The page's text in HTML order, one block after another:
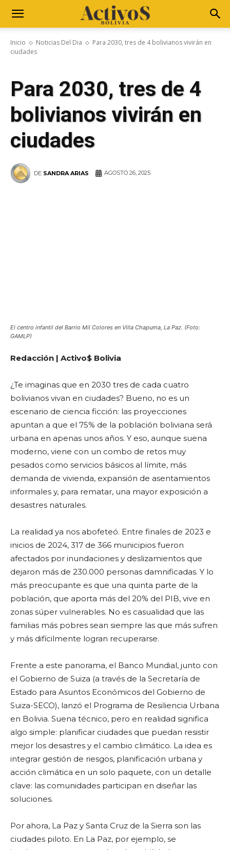
Inicio Noticias Del Dia
Para 2030, tres de 4 bolivianos vivirán en
ciudades
Para 2030, tres de 4
bolivianos vivirán en
ciudades
DE SANDRA ARIAS AGOSTO 26, 2025
El centro infantil del Barrio Mil Colores en Villa Chapuma, La Paz. (Foto:
GAMLP)
Redacción | Activo$ Bolivia
¿Te imaginas que en 2030 tres de cada cuatro
bolivianos vivan en ciudades? Bueno, no es un
escenario de ciencia ficción: las proyecciones
apuntan a que el 75% de la población boliviana será
urbana en apenas unos años. Y eso, aunque suena
moderno, viene con un combo de retos muy
pesados como servicios básicos al límite, más
demanda de vivienda, expansión de asentamientos
informales y, para rematar, una mayor exposición a
desastres naturales.
La realidad ya nos abofeteó. Entre finales de 2023 e
inicios de 2024, 317 de 366 municipios fueron
afectados por inundaciones y deslizamientos que
dejaron más de 230.000 personas damnificadas. Y lo
más preocupante es que una quinta parte de la
población, que aporta más del 20% del PIB, vive en
zonas súper vulnerables. No es casualidad que las
familias más pobres sean siempre las que más sufren
y más difícilmente logran recuperarse.
Frente a este panorama, el Banco Mundial, junto con
el Gobierno de Suiza (a través de la Secretaría de
Estado para Asuntos Económicos del Gobierno de
Suiza-SECO), lanzó el Programa de Resiliencia Urbana
en Bolivia. Suena técnico, pero en realidad significa
algo simple: planificar ciudades que puedan resistir
mejor los desastres y el cambio climático. La idea es
integrar gestión de riesgos, planificación urbana y
acción climática en un solo paquete, con un detalle
clave: las comunidades participan en diseñar las
soluciones.
Por ahora, La Paz y Santa Cruz de la Sierra son las
ciudades piloto. En La Paz, por ejemplo, se